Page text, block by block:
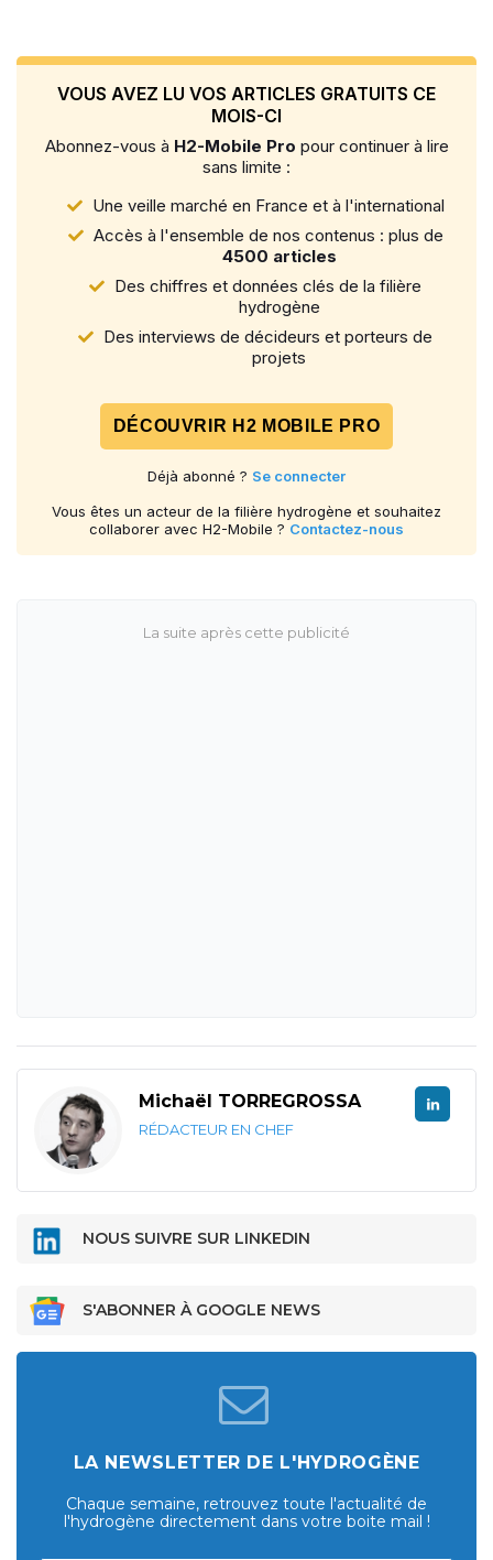
VOUS AVEZ LU VOS ARTICLES GRATUITS CE
MOIS-CI
Abonnez-vous à H2-Mobile Pro pour continuer à lire
sans limite :
Une veille marché en France et à l'international
Accès à l'ensemble de nos contenus : plus de
4500 articles
Des chiffres et données clés de la filière
hydrogène
Des interviews de décideurs et porteurs de
projets
DÉCOUVRIR H2 MOBILE PRO
Déjà abonné ? Se connecter
Vous êtes un acteur de la filière hydrogène et souhaitez
collaborer avec H2-Mobile ? Contactez-nous
Michaël TORREGROSSA
RÉDACTEUR EN CHEF
NOUS SUIVRE SUR LINKEDIN
S'ABONNER À GOOGLE NEWS
LA NEWSLETTER DE L'HYDROGÈNE
Chaque semaine, retrouvez toute l'actualité de
l'hydrogène directement dans votre boite mail !